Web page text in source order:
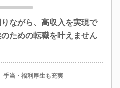
ながら、高収入を実現で
ための転職を叶えません
手当・福利厚生も充実